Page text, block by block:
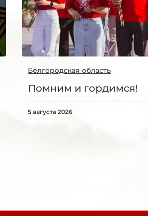
Белгородская область
Помним и гордимся!
5 августа 2026